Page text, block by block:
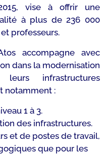
vise à offrir une
à plus de 236 000
professeurs.
accompagne avec
dans la modernisation
infrastructures
notamment :
1 à 3.
des infrastructures.
et de postes de travail,
que pour les